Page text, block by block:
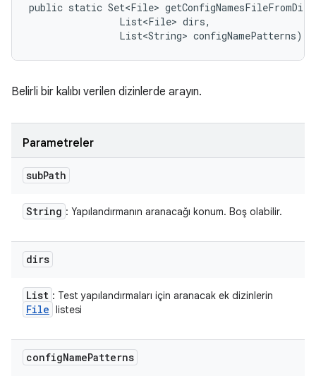
public static Set<File>
                List<File> dirs,
                List<String> configNamePatterns)
Belirli bir kalıbı verilen dizinlerde arayın.
Parametreler
subPath
String : Yapılandırmanın aranacağı konum. Boş olabilir.
dirs
List : Test yapılandırmaları için aranacak ek dizinlerin
File listesi
configNamePatterns